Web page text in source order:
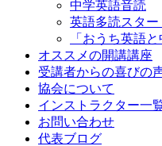
中学英語音読
英語多読スター
「おうち英語
オススメの開講講座
受講者からの喜びの
協会について
インストラクター一
お問い合わせ
代表ブログ